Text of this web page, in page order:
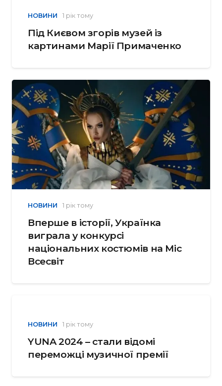
НОВИНИ 1 рік тому
Під Києвом згорів музей із
картинами Марії Примаченко
НОВИНИ 1 рік тому
Вперше в історії, Українка
виграла у конкурсі
національних костюмів на Міс
Всесвіт
НОВИНИ 1 рік тому
YUNA 2024 – стали відомі
переможці музичної премії